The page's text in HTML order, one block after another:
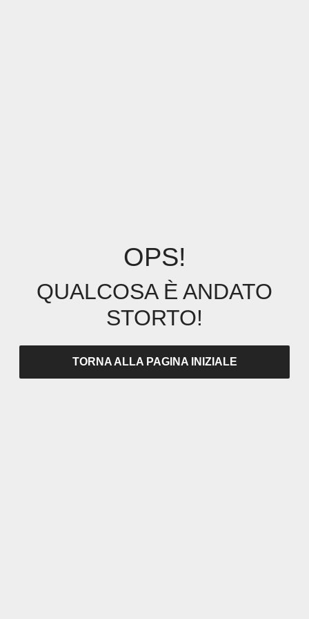
OPS!
QUALCOSA È ANDATO
STORTO!
TORNA ALLA PAGINA INIZIALE